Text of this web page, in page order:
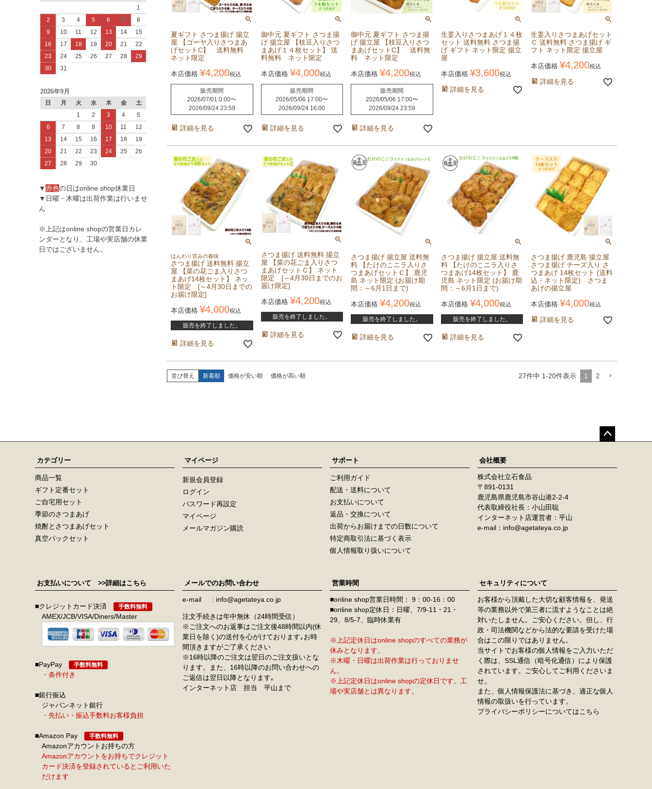
1
2
3 4 5 6 7
8
9
10 11 12 13 14
15
16
17 18 19 20 21
22
23
24 25 26 27 28
29
30
31
2026年9月
日 月 火 水 木 金
土
1
2 3 4
5
6
7 8 9 10 11
12
13
14 15 16 17 18
19
20
21 22 23 24 25
26
27
28 29 30
▼赤色の日はonline shop休業日
▼日曜・木曜は出荷作業は行いませ
ん
※上記はonline shopの営業日カレ
ンダーとなり、工場や実店舗の休業
日ではございません。
夏ギフト さつま揚げ 揚立
屋 【ゴーヤ入りさつまあ
げセットC】 送料無料
ネット限定
本店価格 ¥4,200税込
販売期間
2026/07/01 0:00〜
2026/09/24 23:59
詳細を見る
御中元 夏ギフト さつま揚
げ 揚立屋 【枝豆入りさつ
まあげ１４枚セット】 送
料無料 ネット限定
本店価格 ¥4,000税込
販売期間
2026/05/06 17:00〜
2026/09/24 16:00
詳細を見る
御中元 夏ギフト さつま揚
げ 揚立屋 【枝豆入りさつ
まあげセットC】 送料無
料 ネット限定
本店価格 ¥4,200税込
販売期間
2026/05/06 17:00〜
2026/09/24 23:59
詳細を見る
生姜入りさつまあげ１４枚
セット 送料無料 さつま揚
げ ギフト ネット限定 揚立
屋
本店価格 ¥3,600税込
詳細を見る
生姜入りさつまあげセット
Ｃ 送料無料 さつま揚げ ギ
フト ネット限定 揚立屋
本店価格 ¥4,200税込
詳細を見る
ほんわり苦みの春味
さつま揚げ 送料無料 揚立
屋 【菜の花ごま入りさつ
まあげ14枚セット】 ネッ
ト限定 [～4月30日までの
お届け限定]
本店価格 ¥4,000税込
販売を終了しました。
詳細を見る
さつま揚げ 送料無料 揚立
屋 【菜の花ごま入りさつ
まあげセットＣ】 ネット
限定 [～4月30日までのお
届け限定]
本店価格 ¥4,200税込
販売を終了しました。
詳細を見る
さつま揚げ 揚立屋 送料無
料 【たけのこニラ入りさ
つまあげセットＣ】 鹿児
島 ネット限定 (お届け期
間：～6月1日まで)
本店価格 ¥4,200税込
販売を終了しました。
詳細を見る
さつま揚げ 揚立屋 送料無
料 【たけのこニラ入りさ
つまあげ14枚セット】 鹿
児島 ネット限定 (お届け期
間：～6月1日まで)
本店価格 ¥4,000税込
販売を終了しました。
詳細を見る
さつま揚げ 鹿児島 揚立屋
さつま揚げ チーズ入り さ
つまあげ 14枚セット (送料
込・ネット限定) さつま
あげの揚立屋
本店価格 ¥4,000税込
詳細を見る
並び替え 新着順 価格が安い順 価格が高い順 27件中 1-20件表示 1 2
ップ
カテゴリー
商品一覧
ギフト定番セット
ご自宅用セット
季節のさつまあげ
焼酎とさつまあげセット
真空パックセット
マイページ
新規会員登録
ログイン
パスワード再設定
マイページ
メールマガジン購読
サポート
ご利用ガイド
配送・送料について
お支払いについて
返品・交換について
出荷からお届けまでの日数について
特定商取引法に基づく表示
個人情報取り扱いについて
会社概要
株式会社立石食品
891-0131
鹿児島県鹿児島市谷山港2-2-4
代表取締役社長：小山田聡
インターネット店運営者：平山
e-mail：info@agetateya.co.jp
お支払いについて >>詳細はこちら
■クレジットカード決済 手数料無料
AMEX/JCB/VISA/Diners/Master
■PayPay 手数料無料
・条件付き
■銀行振込
ジャパンネット銀行
・先払い・振込手数料お客様負担
■Amazon Pay 手数料無料
Amazonアカウントお持ちの方
Amazonアカウントをお持ちでクレジット
カード決済を登録されているとご利用いた
だけます
メールでのお問い合わせ
e-mail info@agetateya.co.jp
注文手続きは年中無休（24時間受信）
※ご注文へのお返事はご注文後48時間以内(休
業日を除く)の送付を心がけております｡お時
間頂きますがご了承ください
※16時以降のご注文は翌日のご注文扱いとな
ります。また、16時以降のお問い合わせへの
ご返信は翌日以降となります｡
インターネット店 担当 平山まで
営業時間
■online shop営業日時間： 9：00-16：00
■online shop定休日：日曜、7/9-11・21・
29、8/5-7、臨時休業有
※上記定休日はonline shopのすべての業務が
休みとなります。
※木曜・日曜は出荷作業は行っておりませ
ん。
※上記定休日はonline shopの定休日です。工
場や実店舗とは異なります。
セキュリティについて
お客様から頂戴した大切な顧客情報を、発送
等の業務以外で第三者に流すようなことは絶
対いたしません。ご安心ください。但し、行
政・司法機関などから法的な要請を受けた場
合はこの限りではありません。
当サイトでお客様の個人情報をご入力いただ
く際は、SSL通信（暗号化通信）により保護
されています。ご安心してご利用くださいま
せ。
また、個人情報保護法に基づき、適正な個人
情報の取扱いを行っています。
プライバシーポリシーについてはこちら